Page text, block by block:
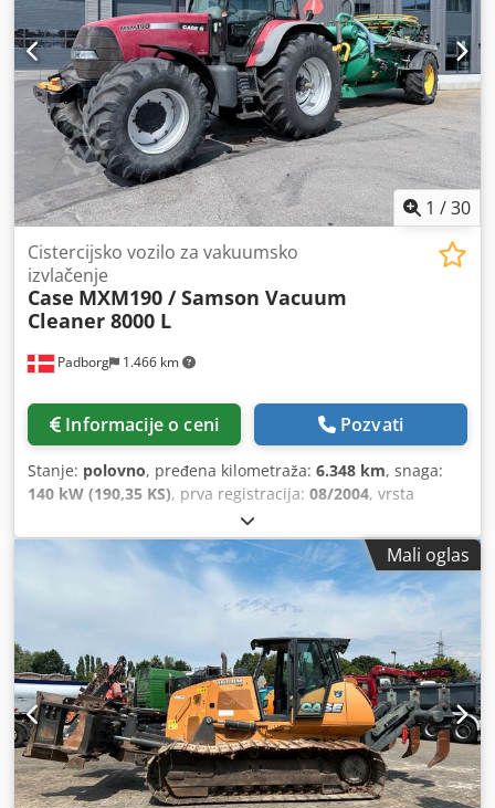
1 /30
Padborg 1.466 km
Cistercijsko vozilo za vakuumsko
izvlačenje
Case MXM190 / Samson Vacuum
Cleaner 8000 L
Informacije o ceni Pozvati
Stanje: polovno, pređena kilometraža: 6.348 km, snaga:
140 kW (190,35 KS), prva registracija: 08/2004, vrsta
, Godina proizvodnje:
Model: MXM190 / Samson Usisivač 8000 L Godina: 2004
Stanje: Dobro Serijski broj: ACM231045 Ref. br.: 8084
Datum registracije: Snaga: 190 KS Radni sati: 6348 Menjač:
Potpuni powershift 19+6 Chjdpjynq Dbefx An Uoa
Rezervoar za dizel: 1 Zapremina rezervoara: 400 L Radio: ?
Vazdušno sedište: ? Disk kočnice: Mokre kočnice Dimenzije
pneumatika: 600/65R25 + 650/75R38 - 520/70R34 Preostali
dezen: 60% 90% - 40% Kutija za alat: ? Hidraulični sistem: ?
Proizvođač rezervoara: Samson Kapacitet rezervoara: 8000
L Visokotlačna pumpa: 2 x HPP Kapacitet visokog pritiska:
122 l/min - 130 bar Vakuum pumpa: Samson Daljinsko
upravljanje: ?
Mali oglas